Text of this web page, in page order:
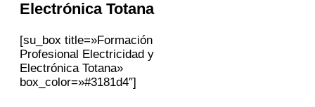
Electrónica Totana
[su_box title=»Formación
Profesional Electricidad y
Electrónica Totana»
box_color=»#3181d4″]